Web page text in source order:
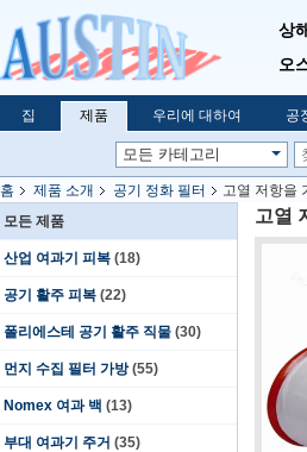
상
오
집 제품 우리에 대하여 공
홈 제품 소개 공기 정화 필터
고열 저항을
모든 제품
산업 여과기 피복 (18)
공기 활주 피복 (22)
폴리에스테 공기 활주 직물 (30)
먼지 수집 필터 가방 (55)
Nomex 여과 백 (13)
부대 여과기 주거 (35)
고열